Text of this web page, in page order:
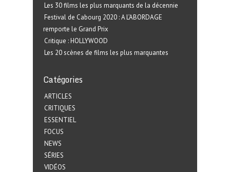
Les 30 films les plus marquants de la décennie
Festival de Cabourg 2020 : A L’ABORDAGE
remporte le Grand Prix
Critique : HOLLYWOOD
Les 20 scènes de films les plus marquantes
Catégories
ARTICLES
CRITIQUES
ESSENTIEL
FOCUS
NEWS
SÉRIES
VIDÉOS